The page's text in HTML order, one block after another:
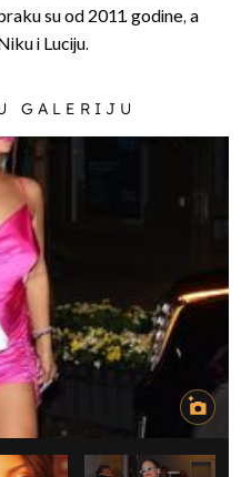
su od 2011. godine, a
i Luciju.
GALERIJU